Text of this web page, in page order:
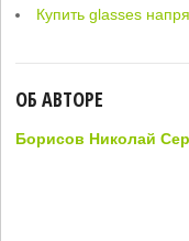
Купить glasses
ОБ АВТОРЕ
Борисов Николай